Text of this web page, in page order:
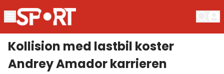
Kollision med lastbil koster
Andrey Amador karrieren